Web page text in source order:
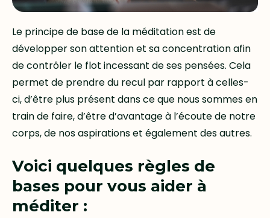
Le principe de base de la méditation est de
développer son attention et sa concentration afin
de contrôler le flot incessant de ses pensées. Cela
permet de prendre du recul par rapport à celles-
ci, d’être plus présent dans ce que nous sommes en
train de faire, d’être d’avantage à l’écoute de notre
corps, de nos aspirations et également des autres.
Voici quelques règles de
bases pour vous aider à
méditer :